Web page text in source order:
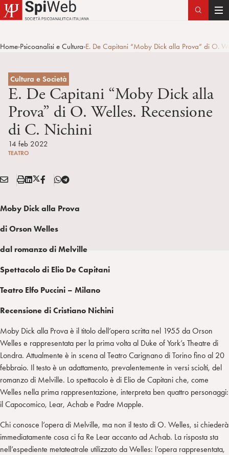
T
g
Home>Psicoanalisi e Cultura>E. De Capitani “Moby Dick alla Prova” di O.
Cultura e Società
E. De Capitani “Moby Dick alla
Prova” di O. Welles. Recensione
di C. Nichini
14 feb 2022
TEATRO
Condividi:
E
A
L
S
m
p
L
n
e
i
X
t
e
F
T
l
a
Moby Dick alla Prova
di Orson Welles
dal romanzo di Melville
Spettacolo di Elio De Capitani
Teatro Elfo Puccini – Milano
Recensione di Cristiano Nichini
Moby Dick alla Prova è il titolo dell’opera scritta nel 1955 da Orson
Welles e rappresentata per la prima volta al Duke of York’s Theatre di
Londra. Attualmente è in scena al Teatro Carignano di Torino fino al 20
febbraio. Il testo è un adattamento, prevalentemente in versi sciolti, del
romanzo di Melville. Lo spettacolo è di Elio de Capitani che, come
Welles nella prima rappresentazione, interpreta ben quattro personaggi:
il Capocomico, Lear, Achab e Padre Mapple.
Chi conosce l’opera di Melville, ma non il testo di O. Welles, si chiederà
immediatamente cosa ci fa Re Lear accanto ad Achab. La risposta sta
nell’espediente metateatrale utilizzato da Welles: l’opera rappresentata,